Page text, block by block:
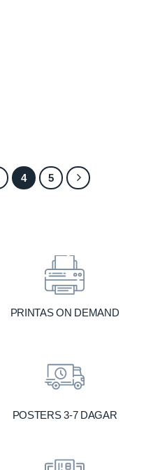
4 5
PRINTAS ON DEMAND
POSTERS 3-7 DAGAR